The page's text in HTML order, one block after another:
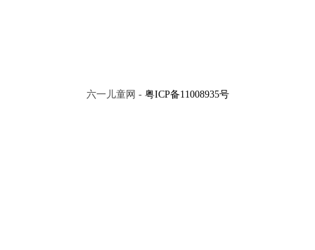
六一儿童网 - 粤ICP备11008935号